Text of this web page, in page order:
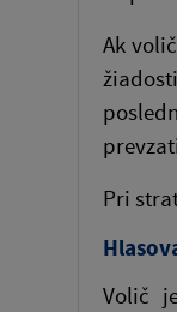
Ak
Pri
Volič